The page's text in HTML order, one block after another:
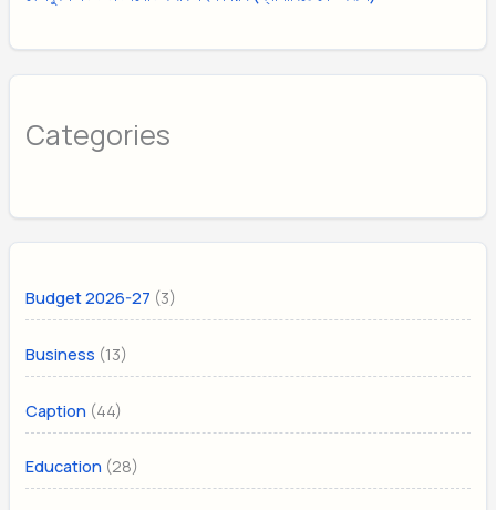
Categories
Budget 2026-27 (3)
Business (13)
Caption (44)
Education (28)